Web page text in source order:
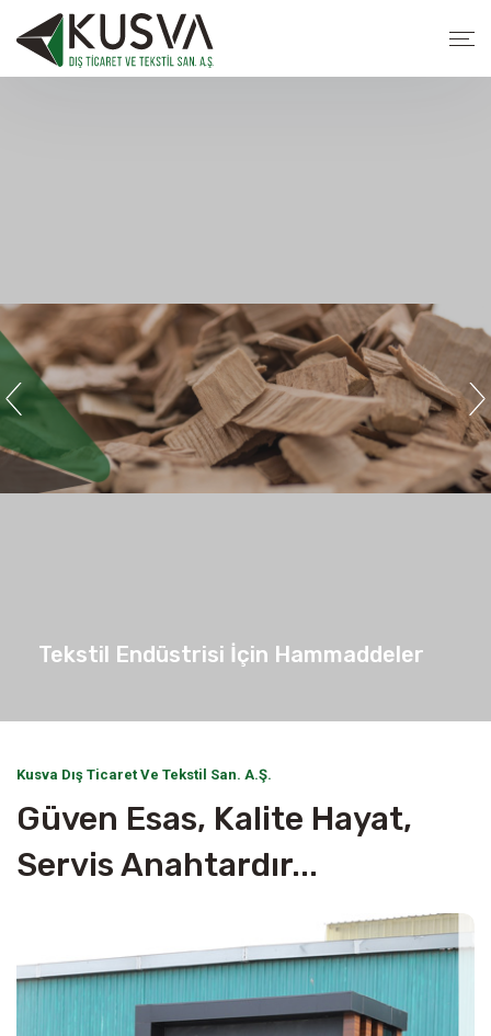
Tekstil Endüstrisi İçin Hammaddeler
Tekstil Endüstrisi İçin Hammaddeler
Tekstil Endüstrisi İçin Hammaddeler
Tekstil Endüstrisi İçin Hammaddeler
Tekstil Endüstrisi İçin Hammaddeler
Tekstil Endüstrisi İçin Hammaddeler
Tekstil Endüstrisi İçin Hammaddeler
Kusva Dış Ticaret Ve Tekstil San. A.Ş.
Güven Esas, Kalite Hayat,
Servis Anahtardır...